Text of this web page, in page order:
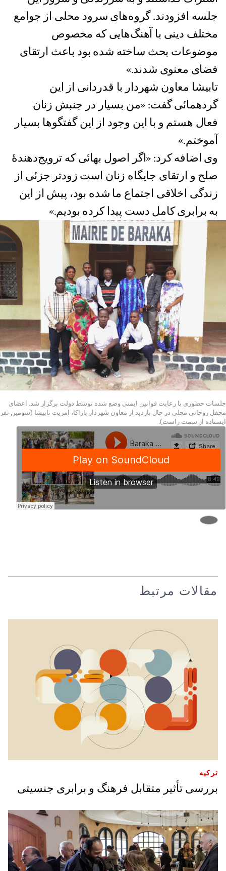
جلسه افزودند. گروه‌های سرود محلی از جوامع
مختلف دینی با آهنگ‌هایی که مخصوص
موضوعات بحث ساخته شده بود باعث ارتقای
فضای معنوی شدند.»
تابیشا معاون شهردار با قدردانی از این
گردهمائی گفت: «من بسیار در جنبش‌ زنان
فعال هستم و با این وجود از این گفتگوها بسیار
آموختم.»
وی اضافه کرد: «اگر اصول بهائی که ترویج‌دهندۀ
صلح و ارتقای جایگاه زنان است زودتر جزئی از
زندگی اخلاقی اجتماع ما شده بود، پیش از این
به برابری کامل دست پیدا کرده بودیم.»
جلسات حضوری با رعایت قوانین ایمنی وضع شده توسط دولت برگزار شد. اعضای
محفل روحانی محلی در حال بازدید از معاون شهردار باراکا، امریت تابیشا (سومین نفر
ایستاده از سمت راست).
مقالات مرتبط
ترکیه
بررسی تأثیر متقابل فرهنگ و برابری جنسیتی